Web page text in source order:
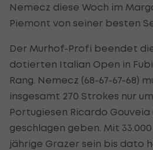
Nemecz diese Woch im
Piemont von seiner besten
Der Murhof-Profi beendet
dotierten Italian Open in
Rang. Nemecz (68-67-67-68)
insgesamt 270 Strokes nur
Portugiesen Ricardo Gouveia
geschlagen geben. Mit
jährige Grazer sein bis dato